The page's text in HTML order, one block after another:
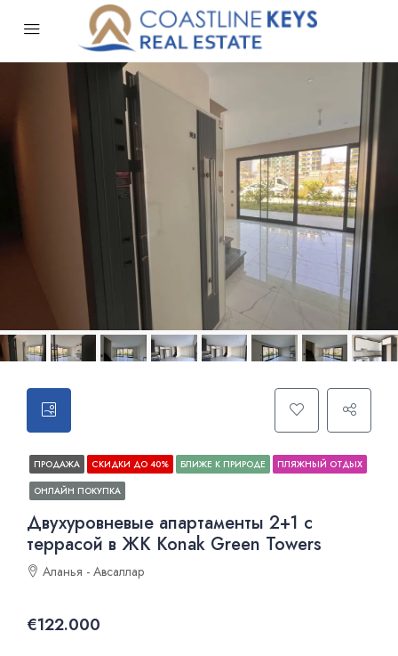
ПРОДАЖА СКИДКИ ДО 40% БЛИЖЕ К ПРИРОДЕ
ПЛЯЖНЫЙ ОТДЫХ
ОНЛАЙН ПОКУПКА
Двухуровневые апартаменты 2+1 с
террасой в ЖК Konak Green Towers
Аланья - Авсаллар
€122.000